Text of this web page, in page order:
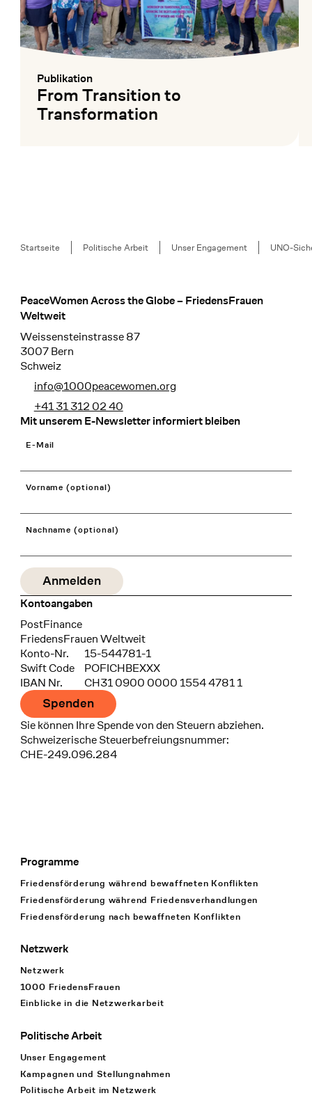
Publikation
:
From Transition to
Transformation
Breadcrumb
Startseite Politische Arbeit Unser Engagement UNO-
Footer
PeaceWomen Across the Globe – FriedensFrauen
Weltweit
Weissensteinstrasse 87
3007 Bern
Schweiz
info@1000peacewomen.org
+41 31 312 02 40
Mit unserem E-Newsletter informiert bleiben
E-Mail
Vorname (optional)
Nachname (optional)
Kontoangaben
Bank
PostFinance
Recipient
FriedensFrauen Weltweit
Konto-Nr.
15-544781-1
Swift Code
POFICHBEXXX
IBAN Nr.
CH31 0900 0000 1554 4781 1
Spenden
Sie können Ihre Spende von den Steuern abziehen.
Schweizerische Steuerbefreiungsnummer:
CHE-249.096.284
Footer Navigation
Programme
Friedensförderung während bewaffneten Konflikten
Friedensförderung während Friedens­verhandlungen
Friedensförderung nach bewaffneten Konflikten
Netzwerk
Netzwerk
1000 FriedensFrauen
Einblicke in die Netzwerkarbeit
Politische Arbeit
Unser Engagement
Kampagnen und Stellungnahmen
Politische Arbeit im Netzwerk